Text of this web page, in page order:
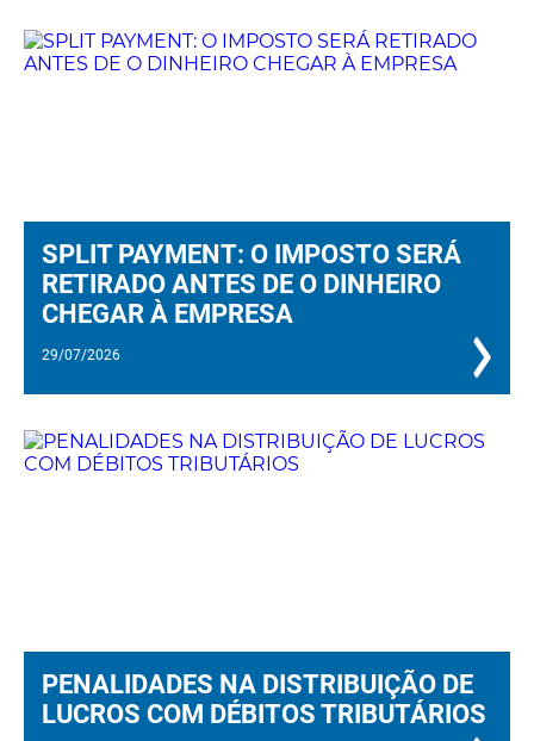
SPLIT PAYMENT: O IMPOSTO SERÁ
RETIRADO ANTES DE O DINHEIRO
CHEGAR À EMPRESA
29/07/2026
PENALIDADES NA DISTRIBUIÇÃO DE
LUCROS COM DÉBITOS TRIBUTÁRIOS